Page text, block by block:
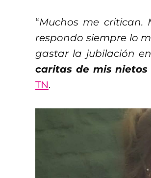
“Muchos me critican.
respondo siempre lo
gastar la jubilación
caritas de mis
TN.